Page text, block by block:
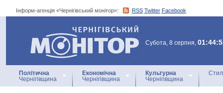
Інформ-агенція «Чернігівський монітор»: RSS Twitter Facebook
Інформ-агенція
«Чернігівський монітор»
Субота, 8 серпня,
Політична
Чернігівщина
Економічна
Чернігівщина
Культурна
Чернігівщина